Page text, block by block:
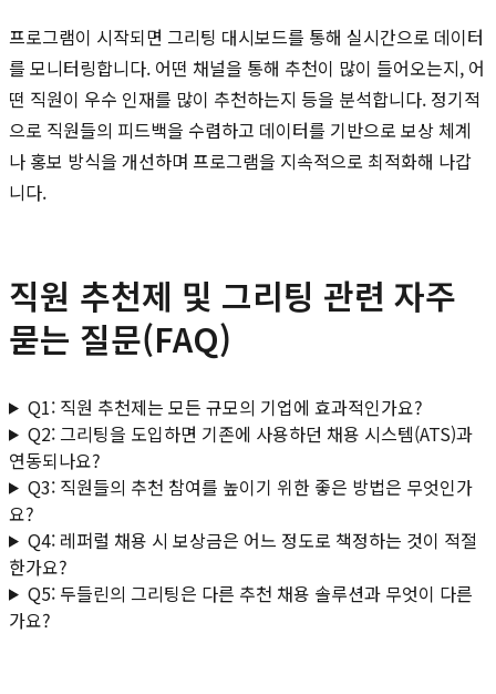
프로그램이 시작되면 그리팅 대시보드를 통해 실시간으로 데이터
를 모니터링합니다. 어떤 채널을 통해 추천이 많이 들어오는지, 어
떤 직원이 우수 인재를 많이 추천하는지 등을 분석합니다. 정기적
으로 직원들의 피드백을 수렴하고 데이터를 기반으로 보상 체계
나 홍보 방식을 개선하며 프로그램을 지속적으로 최적화해 나갑
니다.
직원 추천제 및 그리팅 관련 자주
묻는 질문(FAQ)
Q1: 직원 추천제는 모든 규모의 기업에 효과적인가요?
Q2: 그리팅을 도입하면 기존에 사용하던 채용 시스템(ATS)과
연동되나요?
Q3: 직원들의 추천 참여를 높이기 위한 좋은 방법은 무엇인가
요?
Q4: 레퍼럴 채용 시 보상금은 어느 정도로 책정하는 것이 적절
한가요?
Q5: 두들린의 그리팅은 다른 추천 채용 솔루션과 무엇이 다른
가요?